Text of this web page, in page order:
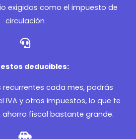
exigidos como el impuesto de
circulación
deducibles:
recurrentes cada mes, podrás
IVA y otros impuestos, lo que te
ahorro fiscal bastante grande.